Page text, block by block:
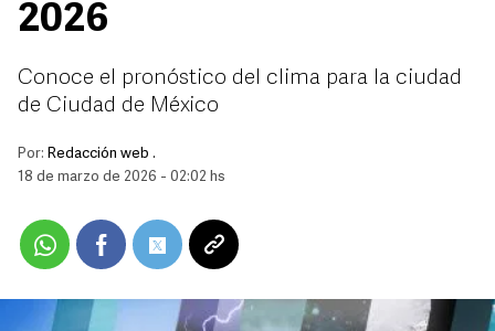
2026
Conoce el pronóstico del clima para la ciudad
de Ciudad de México
Por: Redacción web .
18 de marzo de 2026 - 02:02 hs